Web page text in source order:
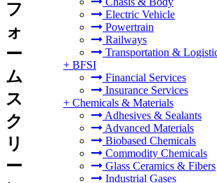
Electric Vehicle
Powertrain
Railways
Transportation &
+ BFSI
Financial Services
Insurance Services
+ Chemicals & Materials
Adhesives & Sealants
Advanced Materials
Biobased Chemicals
Commodity Chemicals
Glass Ceramics & Fibers
Industrial Gases
フ
ォ
ー
ム
ス
ク
リ
ー